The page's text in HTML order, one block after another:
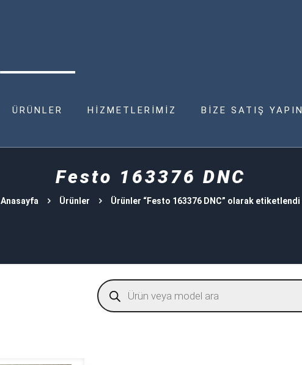
ÜRÜNLER HİZMETLERİMİZ BİZE SATIŞ YAPIN
Festo 163376 DNC
Anasayfa Ürünler Ürünler “Festo 163376 DNC” olarak etiketlendi
Products
search